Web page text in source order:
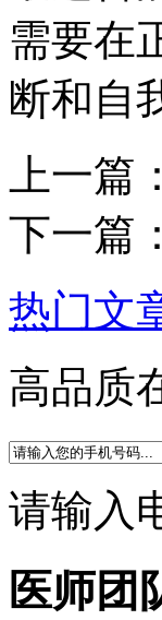
需要在
断和自
上一篇：
下一篇：
热门文
高品质
请输入
医师团